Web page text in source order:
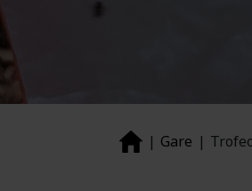
Gare